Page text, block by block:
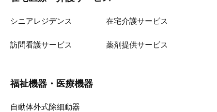
シニアレジデンス 在宅介護サービス
訪問看護サービス 薬剤提供サービス
福祉機器・医療機器
自動体外式除細動器